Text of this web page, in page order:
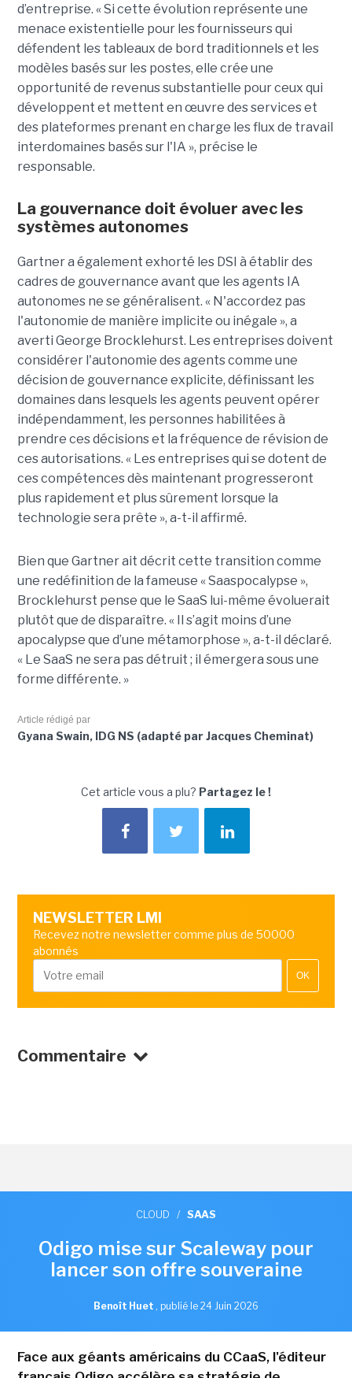
d’entreprise. « Si cette évolution représente une
menace existentielle pour les fournisseurs qui
défendent les tableaux de bord traditionnels et les
modèles basés sur les postes, elle crée une
opportunité de revenus substantielle pour ceux qui
développent et mettent en œuvre des services et
des plateformes prenant en charge les flux de travail
interdomaines basés sur l'IA », précise le
responsable.
La gouvernance doit évoluer avec les
systèmes autonomes
Gartner a également exhorté les DSI à établir des
cadres de gouvernance avant que les agents IA
autonomes ne se généralisent. « N'accordez pas
l'autonomie de manière implicite ou inégale », a
averti George Brocklehurst. Les entreprises doivent
considérer l'autonomie des agents comme une
décision de gouvernance explicite, définissant les
domaines dans lesquels les agents peuvent opérer
indépendamment, les personnes habilitées à
prendre ces décisions et la fréquence de révision de
ces autorisations. « Les entreprises qui se dotent de
ces compétences dès maintenant progresseront
plus rapidement et plus sûrement lorsque la
technologie sera prête », a-t-il affirmé.
Bien que Gartner ait décrit cette transition comme
une redéfinition de la fameuse « Saaspocalypse »,
Brocklehurst pense que le SaaS lui-même évoluerait
plutôt que de disparaître. « Il s’agit moins d’une
apocalypse que d’une métamorphose », a-t-il déclaré.
« Le SaaS ne sera pas détruit ; il émergera sous une
forme différente. »
Article rédigé par
Gyana Swain, IDG NS (adapté par Jacques Cheminat)
Cet article vous a plu? Partagez le !
NEWSLETTER LMI
Recevez notre newsletter comme plus de 50000
abonnés
OK
Commentaire
CLOUD / SAAS
Odigo mise sur Scaleway pour
lancer son offre souveraine
Benoît Huet , publié le 24 Juin 2026
Face aux géants américains du CCaaS, l'éditeur